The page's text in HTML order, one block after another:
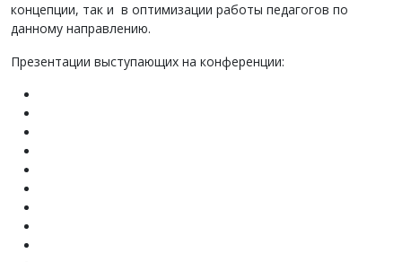
концепции, так и в оптимизации работы педагогов по
данному направлению.
Презентации выступающих на конференции: